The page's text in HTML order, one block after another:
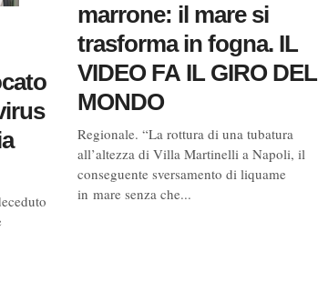
marrone: il mare si
trasforma in fogna. IL
VIDEO FA IL GIRO DEL
MONDO
Regionale. “La rottura di una tubatura
all’altezza di Villa Martinelli a Napoli, il
conseguente sversamento di liquame
in mare senza che...